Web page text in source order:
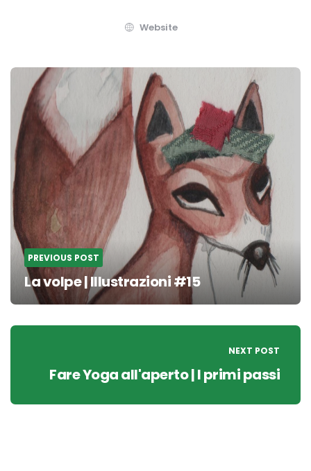
Website
Post
navigation
PREVIOUS POST
La volpe | Illustrazioni #15
NEXT POST
Fare Yoga all'aperto | I primi passi